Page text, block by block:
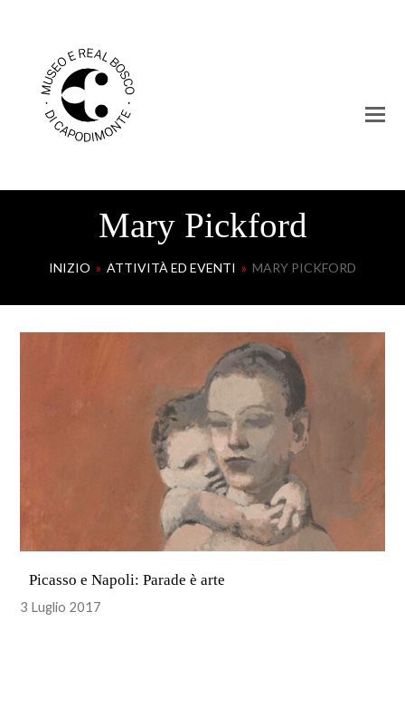
Mary Pickford
INIZIO » ATTIVITÀ ED EVENTI » MARY PICKFORD
Picasso e Napoli: Parade è arte
3 Luglio 2017